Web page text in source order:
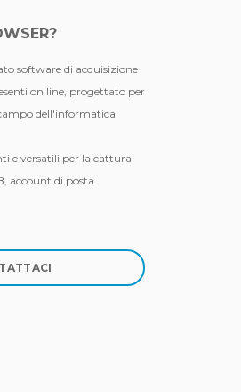
software di acquisizione
on line, progettato per
dell'informatica
e versatili per la cattura
account di posta